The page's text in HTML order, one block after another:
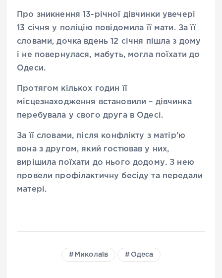
Про зникнення 13-річної дівчинки увечері
13 січня у поліцію повідомила її мати. За її
словами, дочка вдень 12 січня пішла з дому
і не повернулася, мабуть, могла поїхати до
Одеси.
Протягом кількох годин її
місцезнаходження встановили – дівчинка
перебувала у свого друга в Одесі.
За її словами, після конфлікту з матір’ю
вона з другом, який гостював у них,
вирішила поїхати до нього додому. З нею
провели профілактичну бесіду та передали
матері.
Миколаїв Одеса